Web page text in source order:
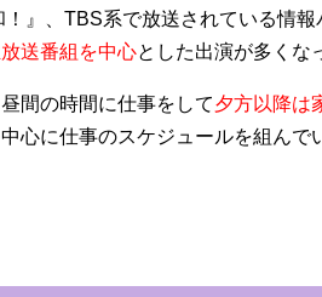
！』、TBS系で放送されている情
送番組を中心とした出演が多くな
間の時間に仕事をして夕方以降は
心に仕事のスケジュールを組んで